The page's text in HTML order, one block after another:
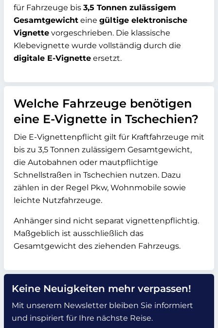
für Fahrzeuge bis 3,5 Tonnen zulässigem
Gesamtgewicht eine gültige elektronische
Vignette vorgeschrieben. Die klassische
Klebevignette wurde vollständig durch die
digitale E-Vignette ersetzt.
Welche Fahrzeuge benötigen
eine E-Vignette in Tschechien?
Die E-Vignettenpflicht gilt für Kraftfahrzeuge mit
bis zu 3,5 Tonnen zulässigem Gesamtgewicht,
die Autobahnen oder mautpflichtige
Schnellstraßen in Tschechien nutzen. Dazu
zählen in der Regel Pkw, Wohnmobile sowie
leichte Nutzfahrzeuge.
Anhänger sind nicht separat vignettenpflichtig.
Maßgeblich ist ausschließlich das
Gesamtgewicht des ziehenden Fahrzeugs.
Keine Neuigkeiten mehr verpassen!
Mit unserem Newsletter bleiben Sie informiert
und inspiriert für Ihre nächste Reise.